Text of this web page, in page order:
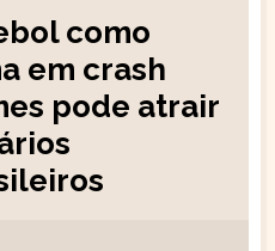
como
em crash
pode atrair